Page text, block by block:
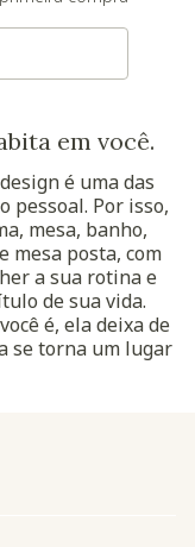
em você.
é uma das
pessoal. Por isso,
mesa, banho,
mesa posta, com
a sua rotina e
de sua vida.
é, ela deixa de
se torna um lugar